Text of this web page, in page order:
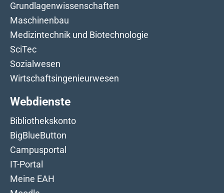
Grundlagenwissenschaften
Maschinenbau
Medizintechnik und Biotechnologie
SciTec
Sozialwesen
Wirtschaftsingenieurwesen
Webdienste
Bibliothekskonto
BigBlueButton
Campusportal
IT-Portal
Meine EAH